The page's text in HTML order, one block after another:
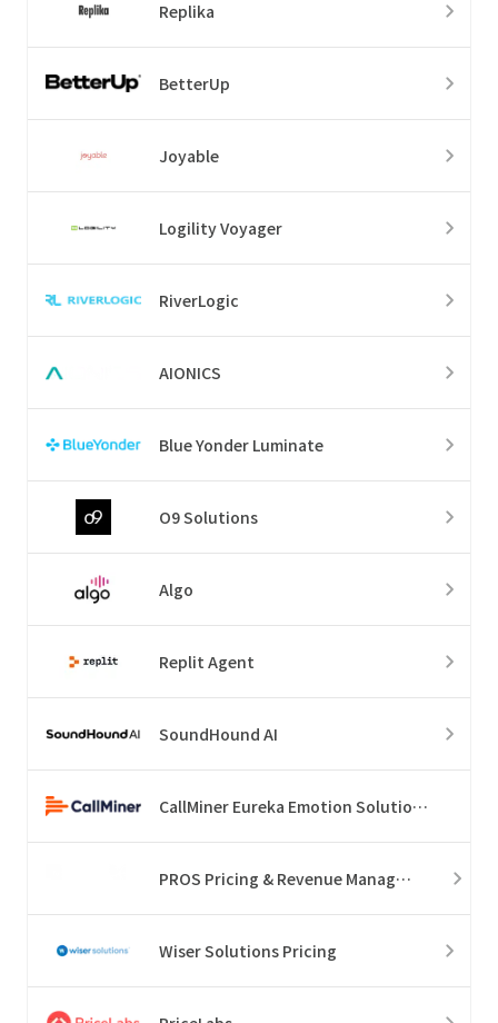
Replika
BetterUp
Joyable
Logility Voyager
RiverLogic
AIONICS
Blue Yonder Luminate
O9 Solutions
Algo
Replit Agent
SoundHound AI
CallMiner Eureka Emotion Solution Suite
PROS Pricing & Revenue Management
Wiser Solutions Pricing